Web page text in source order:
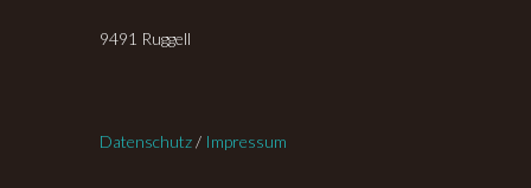
9491 Ruggell
Datenschutz/ Impressum